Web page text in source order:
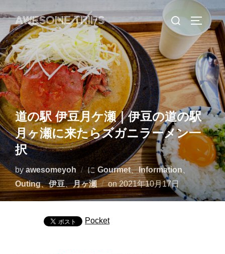
ン
テ
ン
ツ
へ
ス
キ
ッ
プ
AWESOME TRIPS
検
索
象:
サイド
道の駅 伊豆月ケ瀬｜伊豆の道の駅
月ヶ瀬に来たらズガニラーメン一
択
byawesomeyoh にGourmet、Information
Outing、伊豆、月ヶ瀬 on投
稿
2021年10月17日
Pocket